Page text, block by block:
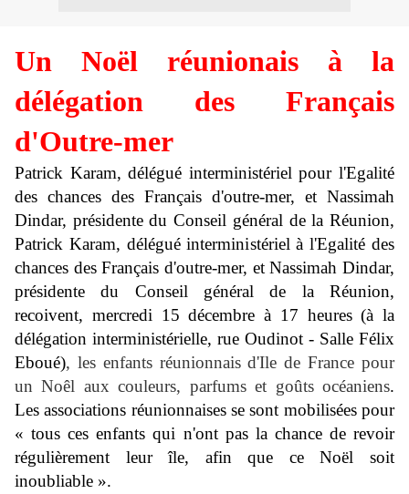
Un Noël réunionais à la
délégation des Français
d'Outre-mer
Patrick Karam, délégué interministériel pour l'Egalité
des chances des Français d'outre-mer, et Nassimah
Dindar, présidente du Conseil général de la Réunion,
Patrick Karam, délégué interministériel à l'Egalité des
chances des Français d'outre-mer, et Nassimah Dindar,
présidente du Conseil général de la Réunion,
recoivent, mercredi 15 décembre à 17 heures (à la
délégation interministérielle, rue Oudinot - Salle Félix
Eboué), les enfants réunionnais d'Ile de France pour
un Noêl aux couleurs, parfums et goûts océaniens.
Les associations réunionnaises se sont mobilisées pour
« tous ces enfants qui n'ont pas la chance de revoir
régulièrement leur île, afin que ce Noël soit
inoubliable ».